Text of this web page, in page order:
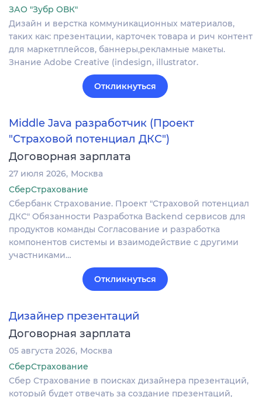
ЗАО "Зубр ОВК"
Дизайн и верстка коммуникационных материалов,
таких как: презентации, карточек товара и рич контент
для маркетплейсов, баннеры,рекламные макеты.
Знание Adobe Creative (indesign, illustrator.
Откликнуться
Middle Java разработчик (Проект
"Страховой потенциал ДКС")
Договорная зарплата
27 июля 2026 Москва
СберСтрахование
Сбербанк Страхование. Проект "Страховой потенциал
ДКС" Обязанности Разработка Backend сервисов для
продуктов команды Согласование и разработка
компонентов системы и взаимодействие с другими
участниками…
Откликнуться
Дизайнер презентаций
Договорная зарплата
05 августа 2026 Москва
СберСтрахование
Сбер Страхование в поисках дизайнера презентаций,
который будет отвечать за создание презентаций,